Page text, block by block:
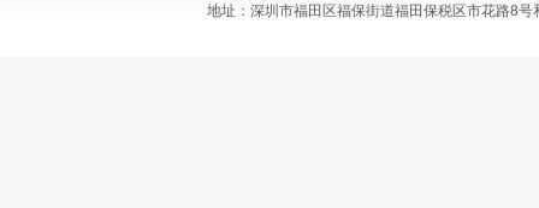
地址：深圳市福田区福保街道福田保税区市花路8